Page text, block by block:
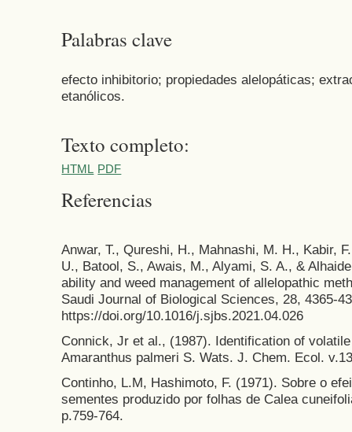
Palabras clave
efecto inhibitorio; propiedades alelopáticas;
etanólicos.
Texto completo:
HTML PDF
Referencias
Anwar, T., Qureshi, H., Mahnashi, M. H., Kabir,
U., Batool, S., Awais, M., Alyami, S. A., &
ability and weed management of allelopathic
Saudi Journal of Biological Sciences, 28, 4365-
https://doi.org/10.1016/j.sjbs.2021.04.026
Connick, Jr et al., (1987). Identification of
Amaranthus palmeri S. Wats. J. Chem. Ecol.
Continho, L.M, Hashimoto, F. (1971). Sobre o
sementes produzido por folhas de Calea
p.759-764.